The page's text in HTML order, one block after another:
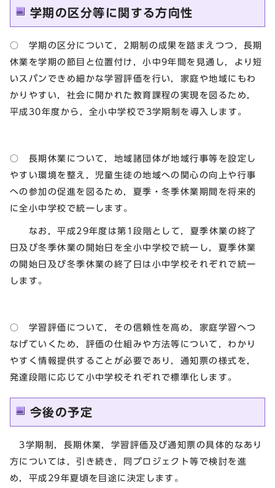
学期の区分等に関する方向性
○ 学期の区分について，2期制の成果を踏まえつつ，長期
休業を学期の節目と位置付け，小中9年間を見通し，より短
いスパンできめ細かな学習評価を行い，家庭や地域にもわ
かりやすい，社会に開かれた教育課程の実現を図るため，
平成30年度から，全小中学校で3学期制を導入します。
○ 長期休業について，地域諸団体が地域行事等を設定し
やすい環境を整え，児童生徒の地域への関心の向上や行事
への参加の促進を図るため，夏季・冬季休業期間を将来的
に全小中学校で統一します。
なお，平成29年度は第1段階として，夏季休業の終了
日及び冬季休業の開始日を全小中学校で統一し，夏季休業
の開始日及び冬季休業の終了日は小中学校それぞれで統一
します。
○ 学習評価について，その信頼性を高め，家庭学習へつ
なげていくため，評価の仕組みや方法等について，わかり
やすく情報提供することが必要であり，通知票の様式を，
発達段階に応じて小中学校それぞれで標準化します。
今後の予定
3学期制，長期休業，学習評価及び通知票の具体的なあり
方については，引き続き，同プロジェクト等で検討を進
め，平成29年夏頃を目途に決定します。